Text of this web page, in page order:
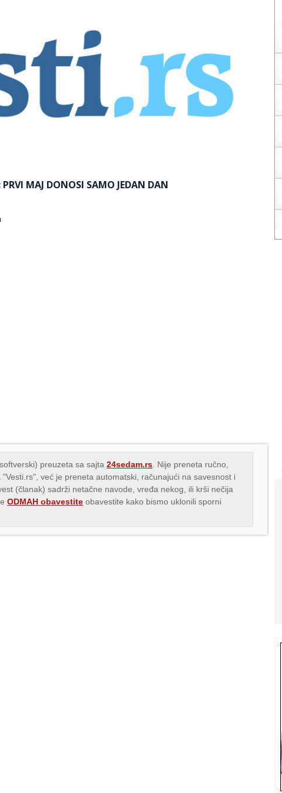
MAJ DONOSI SAMO JEDAN DAN
preuzeta sa sajta 24sedam.rs . Nije preneta ručno,
već je preneta automatski, računajući na savesnost i
(članak) sadrži netačne navode, vređa nekog, ili krši nečija
ODMAH obavestite obavestite kako bismo uklonili sporni